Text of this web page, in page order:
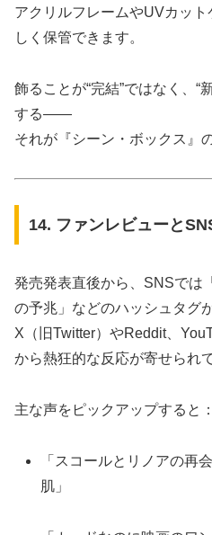
アクリルフレームやUVカッ
しく保管できます。
飾ることが“完結”ではなく、“
する――
それが『シーン・ボックス』
14. ファンレビューと
発売発表直後から、SNSでは
の予兆」などのハッシュタグ
X（旧Twitter）やReddit、
から熱狂的な反応が寄せられ
主な声をピックアップすると：
「スコールとリノアの再
肌」